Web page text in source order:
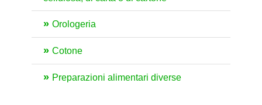
Orologeria
Cotone
Preparazioni alimentari diverse